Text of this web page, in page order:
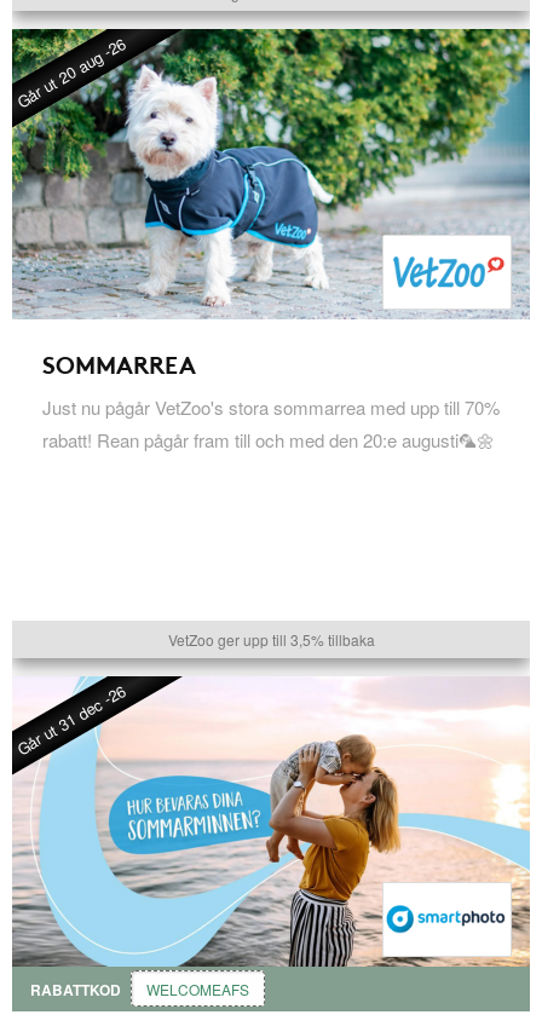
Går ut 20 aug -26
SOMMARREA
Just nu pågår VetZoo's stora sommarrea med upp till 70%
rabatt! Rean pågår fram till och med den 20:e augusti🦜🌼
VetZoo ger upp till 3,5% tillbaka
Går ut 31 dec -26
RABATTKOD WELCOMEAFS